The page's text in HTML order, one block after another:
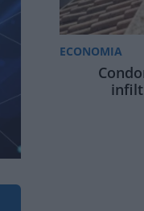
ECONOMIA